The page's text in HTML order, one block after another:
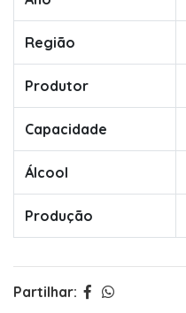
Região
Produtor
Capacidade
Álcool
Produção
Partilhar: